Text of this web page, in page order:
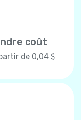
coût
de 0,04 $